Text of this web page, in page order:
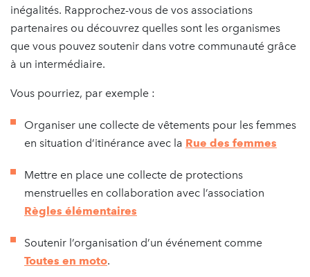
inégalités. Rapprochez-vous de vos associations
partenaires ou découvrez quelles sont les organismes
que vous pouvez soutenir dans votre communauté grâce
à un intermédiaire.
Vous pourriez, par exemple :
Organiser une collecte de vêtements pour les femmes
en situation d’itinérance avec la Rue des femmes
Mettre en place une collecte de protections
menstruelles en collaboration avec l’association
Règles élémentaires
Soutenir l’organisation d’un événement comme
Toutes en moto.